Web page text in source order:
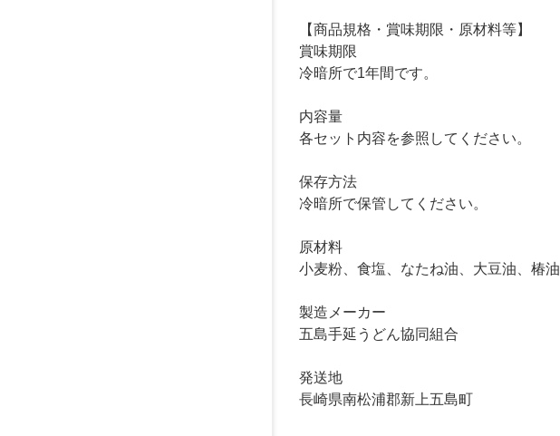
【商品規格・賞味期限・原材料等】
賞味期限
冷暗所で1年間です。
内容量
各セット内容を参照してください。
保存方法
冷暗所で保管してください。
原材料
小麦粉、食塩、なたね油、大豆油、椿油
製造メーカー
五島手延うどん協同組合
発送地
長崎県南松浦郡新上五島町